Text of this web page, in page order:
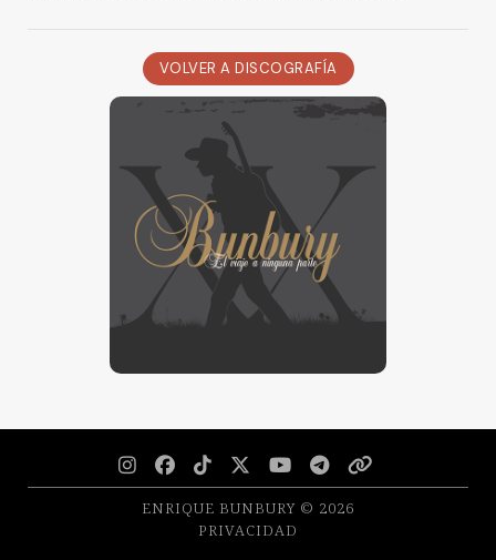
VOLVER A DISCOGRAFÍA
      
ENRIQUE BUNBURY © 2026
PRIVACIDAD